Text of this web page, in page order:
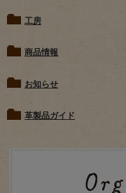
工房
商品情報
お知らせ
革製品ガイド